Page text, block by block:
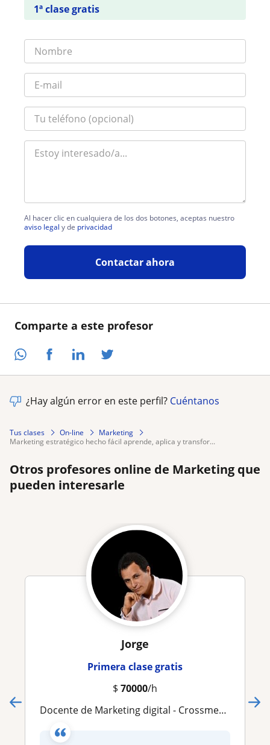
Comparte a este profesor
1ª clase gratis
Al hacer clic en cualquiera de los dos botones, aceptas nuestro
aviso legal y de privacidad
Contactar ahora
¿Hay algún error en este perfil? Cuéntanos
Tus clases On-line
Marketing
marketing estratégico hecho fácil aprende, aplica y transfor...
Otros profesores online de Marketing que
pueden interesarle
Jorge
Primera clase gratis
$ 70000/h
Docente de Marketing digital - Crossmedia y edición profesional